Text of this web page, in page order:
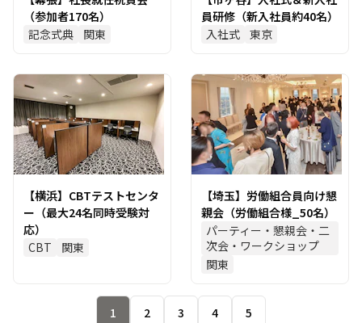
（参加者170名）
記念式典
関東
員研修（新入社員約40名）
入社式 東京
【横浜】CBTテストセンタ
ー（最大24名同時受験対
応）
CBT
関東
【埼玉】労働組合員向け懇
親会（労働組合様_50名）
パーティー・懇親会・二
次会・ワークショップ
関東
1 2 3 4 5